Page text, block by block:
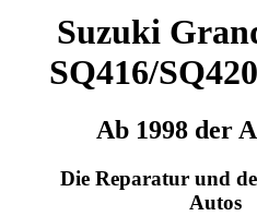
Suzuki
SQ416/
Ab 1998 der
Die Reparatur und
Autos